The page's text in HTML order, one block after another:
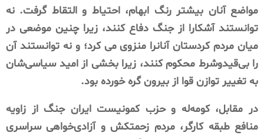
مواضع آنان بیشتر رنگ ابهام، احتیاط و التقاط گرفت. نه
توانستند آشکارا از جنگ دفاع کنند، زیرا چنین موضعی در
میان مردم کردستان آنانرا منزوی می کرد؛ و نه توانستند آن
را بی‌قیدوشرط محکوم کنند، زیرا بخشی از امید سیاسی‌شان
به تغییر توازن قوا از بیرون گره خورده بود.
در مقابل، کومه‌له و حزب کمونیست ایران جنگ از زاویه
منافع طبقه کارگر، مردم زحمتکش و آزادی‌خواهی سراسری